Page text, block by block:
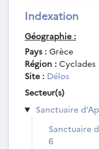
Indexation
Géographie :
Pays : Grèce
Région : Cyclades
Site : Délos
Secteur(s)
Sanctuaire
Sanctuaire
6